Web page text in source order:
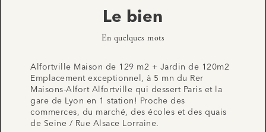
Le bien
En quelques mots
Alfortville Maison de 129 m2 + Jardin de 120m2
Emplacement exceptionnel, à 5 mn du Rer
Maisons-Alfort Alfortville qui dessert Paris et la
gare de Lyon en 1 station! Proche des
commerces, du marché, des écoles et des quais
de Seine / Rue Alsace Lorraine.